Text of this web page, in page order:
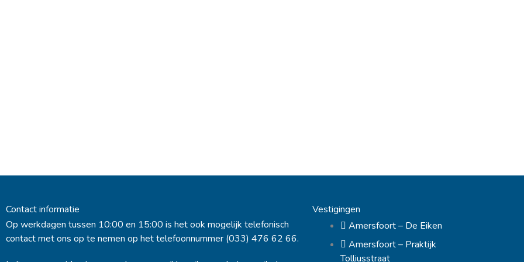
Contact informatie
Op werkdagen tussen 10:00 en 15:00 is het ook mogelijk telefonisch
contact met ons op te nemen op het telefoonnummer (033) 476 62 66.
Vestigingen
Amersfoort – De Eiken
Amersfoort – Praktijk
Tolliusstraat